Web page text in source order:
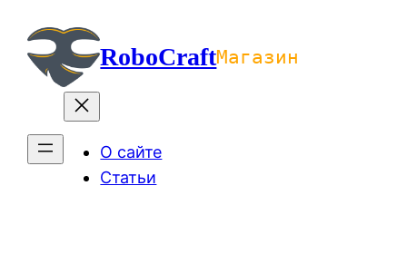
содержимомуRoboCraftМагазин
О сайте
Статьи